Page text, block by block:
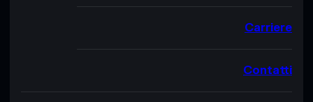
Carriere
Contatti